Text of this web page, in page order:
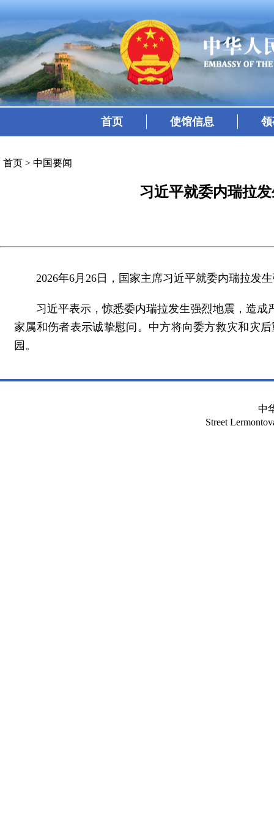
首页 使馆信息
首页 > 中国要闻
习近平就委内瑞拉
2026年6月26日，国家主席习近平就委内瑞拉发
习近平表示，惊悉委内瑞拉发生强烈地震，造
家属和伤者表示诚挚慰问。中方将向委方救灾和灾
园。
中
Street